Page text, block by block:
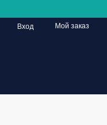
Вход Мой заказ